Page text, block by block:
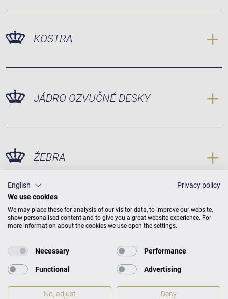
KOSTRA
JÁDRO OZVUČNÉ DESKY
ŽEBRA
KOBYLKY
English
Privacy policy
We use cookies
We may place these for analysis of our visitor data, to improve our website,
show personalised content and to give you a great website experience. For
more information about the cookies we use open the settings.
Necessary Performance
Functional Advertising
No, adjust Deny